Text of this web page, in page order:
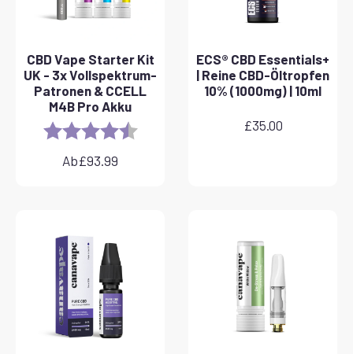
CBD Vape Starter Kit
UK - 3x Vollspektrum-
Patronen & CCELL
M4B Pro Akku
Rating: 4.8 out of 5 stars
Ab£93.99
ECS® CBD Essentials+
| Reine CBD-Öltropfen
10% (1000mg) | 10ml
£35.00